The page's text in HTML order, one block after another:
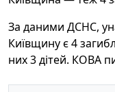
За даними ДСНС,
Київщину є 4
них 3 дітей. КОВА